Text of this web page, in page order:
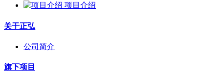
项目介绍
关于正弘
公司简介
旗下项目